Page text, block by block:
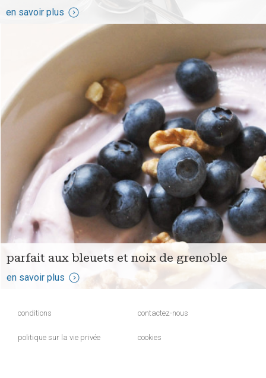
en savoir plus
parfait aux bleuets et noix de grenoble
en savoir plus
conditions
politique sur la vie privée
contactez-nous
cookies